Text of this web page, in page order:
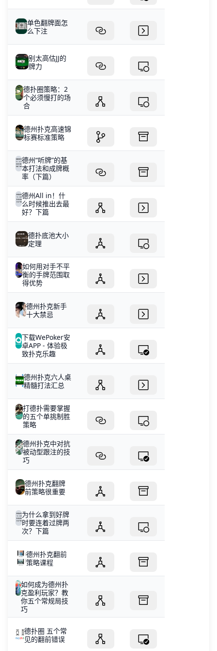
单色翻牌面怎
么下注
别太高估JJ的
牌力
德扑圈策略：2
个必须慢打的场
合
德州扑克高速锦
标赛标准策略
德州“听牌”的基
本打法和成牌概
率（下篇）
德州All in！什
么时候推出去最
好？下篇
德扑底池大小
定理
如何用对手不平
衡的手牌范围取
得优势
德州扑克新手
十大禁忌
下载WePoker安
卓APP - 体验极
致扑克乐趣
德州扑克六人桌
精髓打法汇总
打德扑需要掌握
的五个单挑制胜
策略
德州扑克中对抗
被动型跟注的技
巧
德州扑克翻牌
前策略很重要
为什么拿到好牌
时要连着过牌两
次？下篇
德州扑克翻前
策略课程
如何成为德州扑
克盈利玩家？教
你五个常规局技
巧
德扑圈 五个常
见的翻前错误